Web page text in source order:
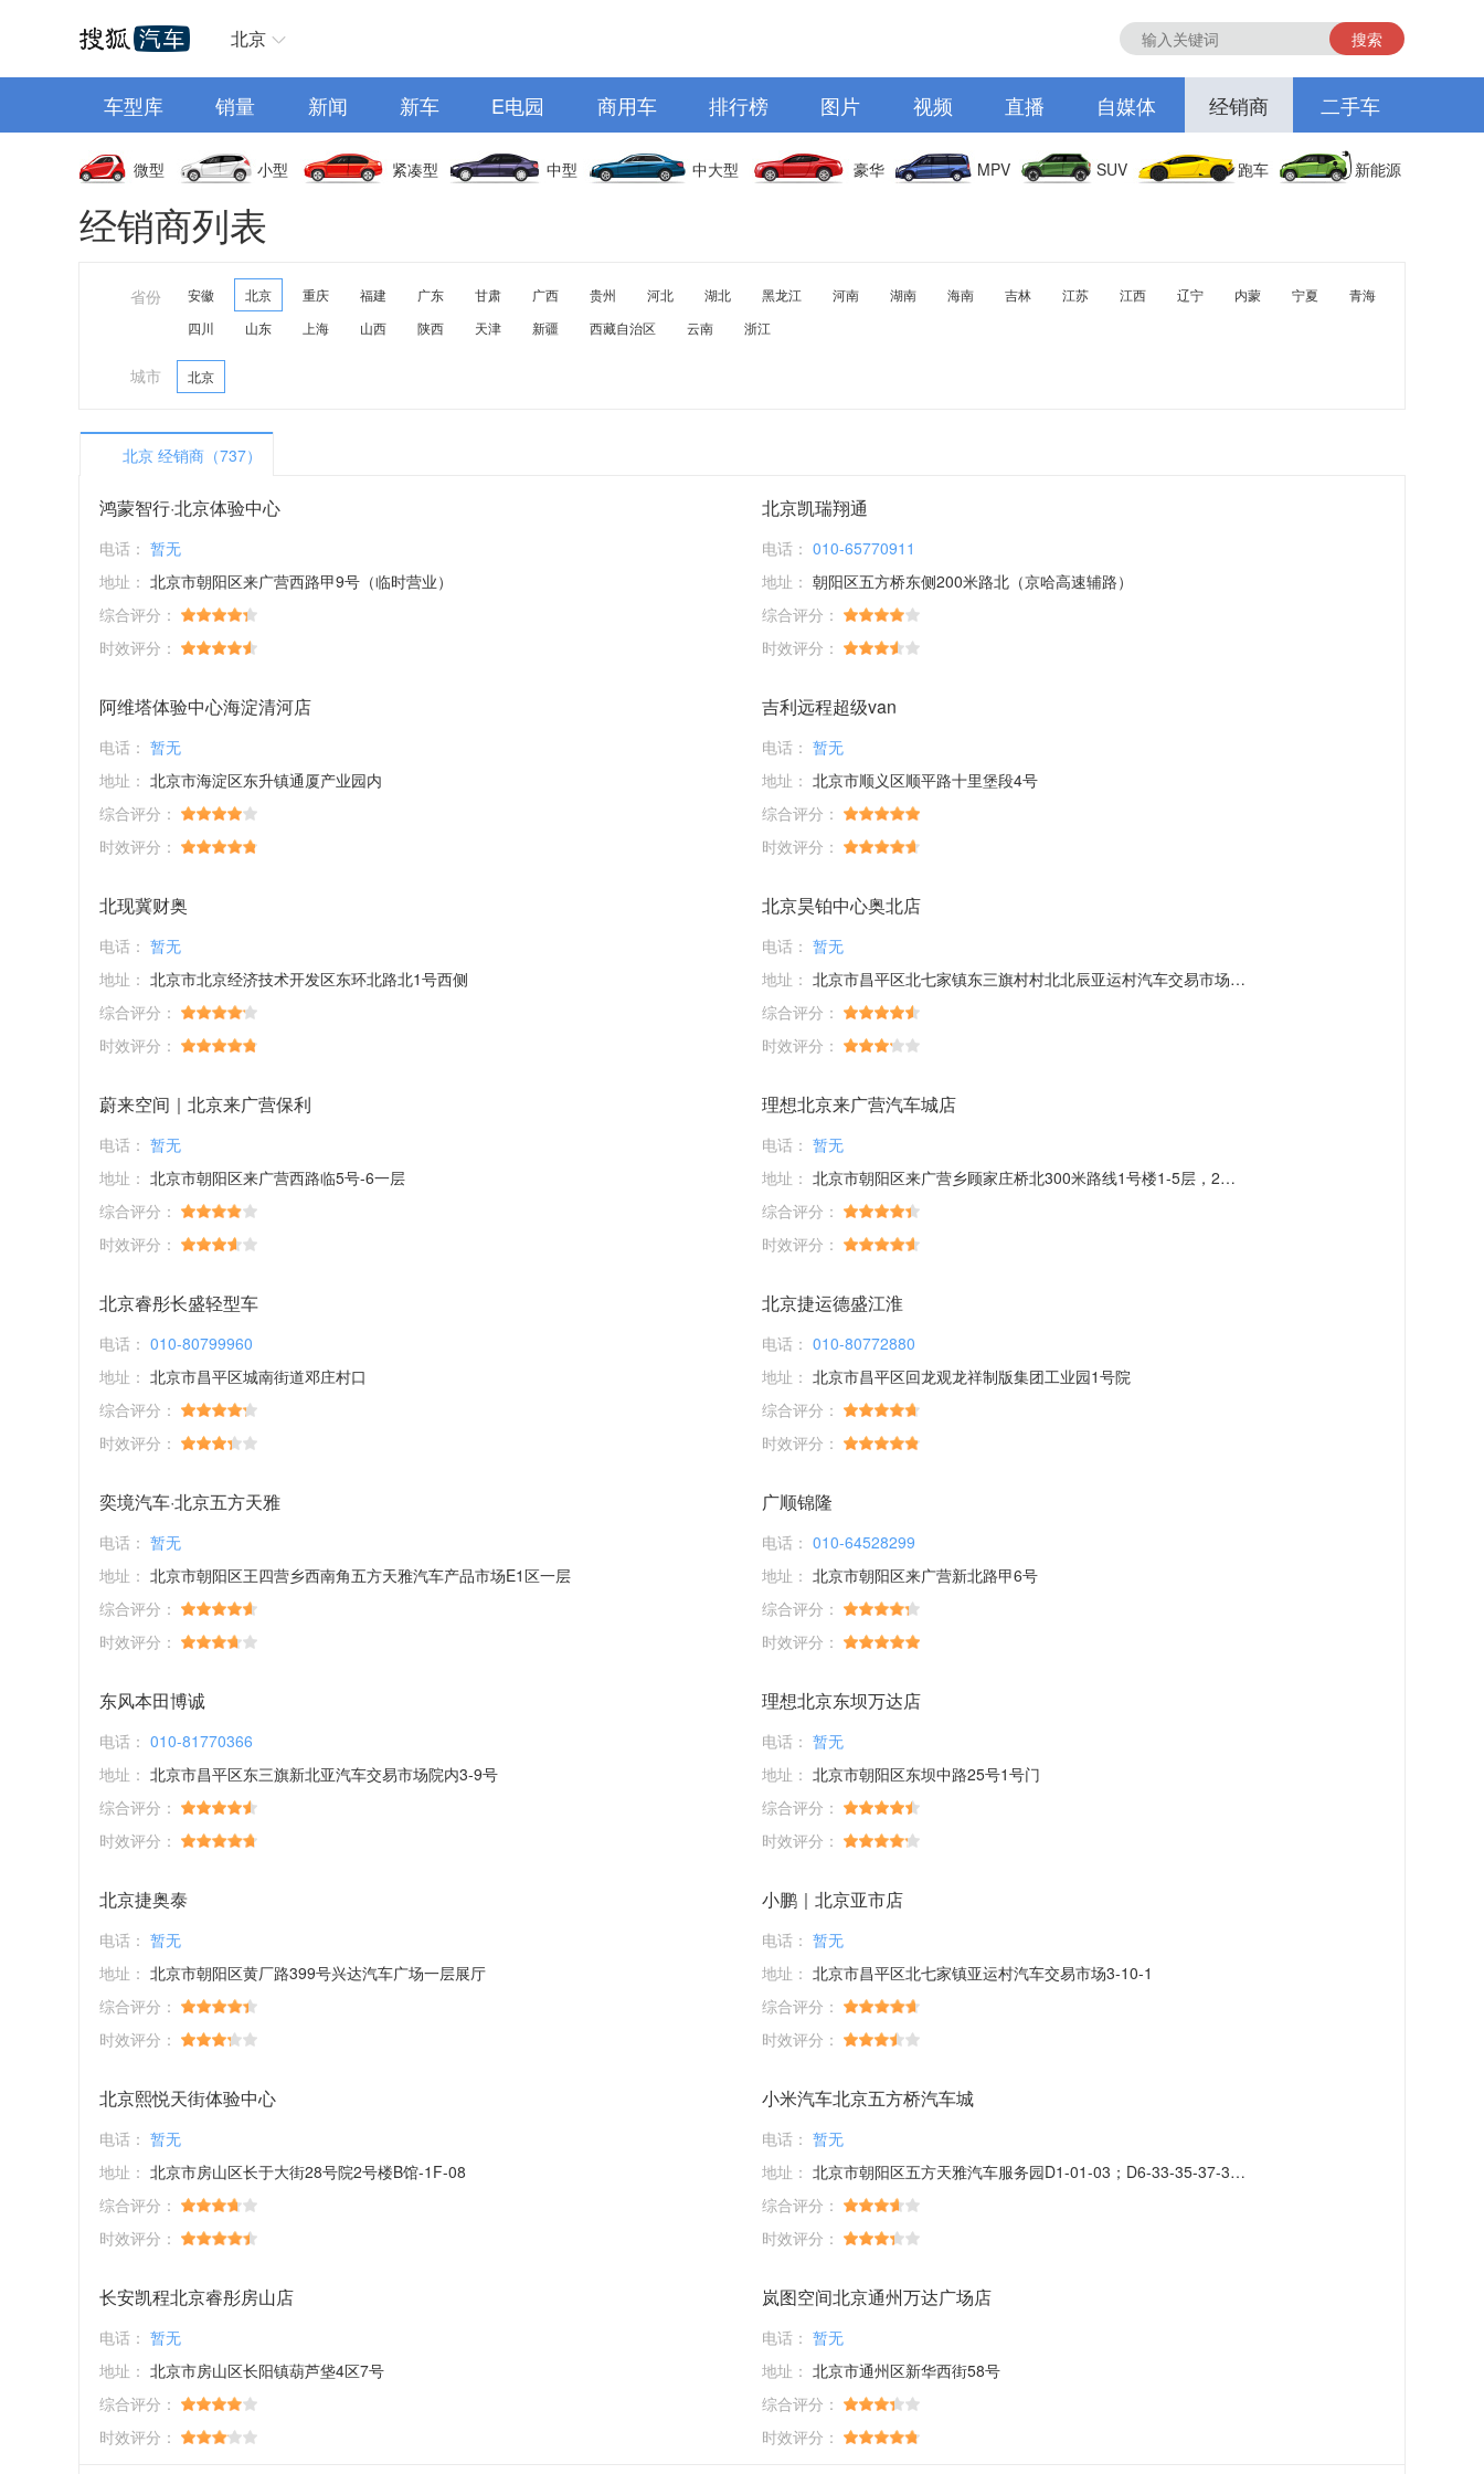
北京 搜索
车型库 销量 新闻 新车 E电园 商用车 排行榜 图片 视频 直播 自媒体 经销商 二手车
微型 小型 紧凑型 中型 中大型 豪华 MPV SUV 跑车 新能源
经销商列表
省份 安徽 北京 重庆 福建 广东 甘肃 广西 贵州 河北 湖北 黑龙江 河南 湖南 海南 吉林 江苏 江西 辽宁 内蒙 宁夏
青海
四川
山东 上海 山西 陕西 天津 新疆 西藏自治区 云南 浙江
城市 北京
北京 经销商（737）
鸿蒙智行·北京体验中心
电话： 暂无
地址： 北京市朝阳区来广营西路甲9号（临时营业）
综合评分：
时效评分：
北京凯瑞翔通
电话： 010-65770911
地址： 朝阳区五方桥东侧200米路北（京哈高速辅路）
综合评分：
时效评分：
阿维塔体验中心海淀清河店
电话： 暂无
地址： 北京市海淀区东升镇通厦产业园内
综合评分：
时效评分：
吉利远程超级van
电话： 暂无
地址： 北京市顺义区顺平路十里堡段4号
综合评分：
时效评分：
北现冀财奥
电话： 暂无
地址： 北京市北京经济技术开发区东环北路北1号西侧
综合评分：
时效评分：
北京昊铂中心奥北店
电话： 暂无
地址： 北京市昌平区北七家镇东三旗村村北北辰亚运村汽车交易市场内A五区5号
综合评分：
时效评分：
蔚来空间｜北京来广营保利
电话： 暂无
地址： 北京市朝阳区来广营西路临5号-6一层
综合评分：
时效评分：
理想北京来广营汽车城店
电话： 暂无
地址： 北京市朝阳区来广营乡顾家庄桥北300米路线1号楼1-5层，2号楼3层
综合评分：
时效评分：
北京睿彤长盛轻型车
电话： 010-80799960
地址： 北京市昌平区城南街道邓庄村口
综合评分：
时效评分：
北京捷运德盛江淮
电话： 010-80772880
地址： 北京市昌平区回龙观龙祥制版集团工业园1号院
综合评分：
时效评分：
奕境汽车·北京五方天雅
电话： 暂无
地址： 北京市朝阳区王四营乡西南角五方天雅汽车产品市场E1区一层
综合评分：
时效评分：
广顺锦隆
电话： 010-64528299
地址： 北京市朝阳区来广营新北路甲6号
综合评分：
时效评分：
东风本田博诚
电话： 010-81770366
地址： 北京市昌平区东三旗新北亚汽车交易市场院内3-9号
综合评分：
时效评分：
理想北京东坝万达店
电话： 暂无
地址： 北京市朝阳区东坝中路25号1号门
综合评分：
时效评分：
北京捷奥泰
电话： 暂无
地址： 北京市朝阳区黄厂路399号兴达汽车广场一层展厅
综合评分：
时效评分：
小鹏｜北京亚市店
电话： 暂无
地址： 北京市昌平区北七家镇亚运村汽车交易市场3-10-1
综合评分：
时效评分：
北京熙悦天街体验中心
电话： 暂无
地址： 北京市房山区长于大街28号院2号楼B馆-1F-08
综合评分：
时效评分：
小米汽车北京五方桥汽车城
电话： 暂无
地址： 北京市朝阳区五方天雅汽车服务园D1-01-03；D6-33-35-37-39-41-43-45-47-49-51；D7-42-46-48-50-52-56-58-60-62-66
综合评分：
时效评分：
长安凯程北京睿彤房山店
电话： 暂无
地址： 北京市房山区长阳镇葫芦垡4区7号
综合评分：
时效评分：
岚图空间北京通州万达广场店
电话： 暂无
地址： 北京市通州区新华西街58号
综合评分：
时效评分：